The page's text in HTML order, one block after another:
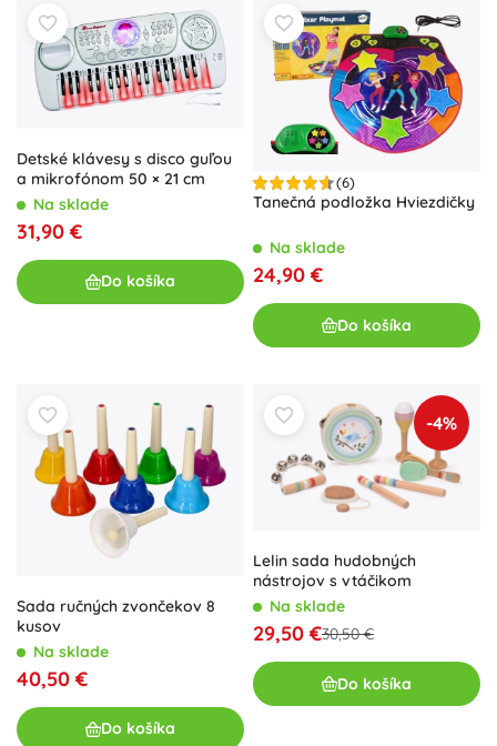
Detské klávesy s disco guľou
a mikrofónom 50 × 21 cm
Na sklade
31,90 €
Do košíka
(6)
Tanečná podložka Hviezdičky
Na sklade
24,90 €
Do košíka
Sada ručných zvončekov 8
kusov
Na sklade
40,50 €
Do košíka
-4%
Lelin sada hudobných
nástrojov s vtáčikom
Na sklade
29,50 €30,50 €
Do košíka